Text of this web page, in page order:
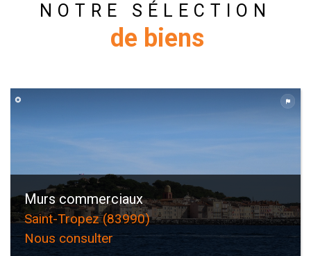
NOTRE SÉLECTION
de biens
Murs commerciaux
Saint-Tropez (83990)
Nous consulter